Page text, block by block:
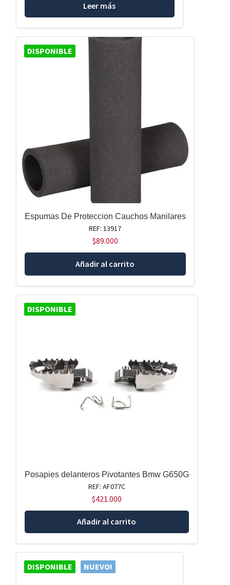
Leer más
DISPONIBLE
Espumas De Proteccion Cauchos Manilares
REF: 13917
$89.000
Añadir al carrito
DISPONIBLE
Posapies delanteros Pivotantes Bmw G650G
REF: AF077C
$421.000
Añadir al carrito
DISPONIBLE NUEVO!